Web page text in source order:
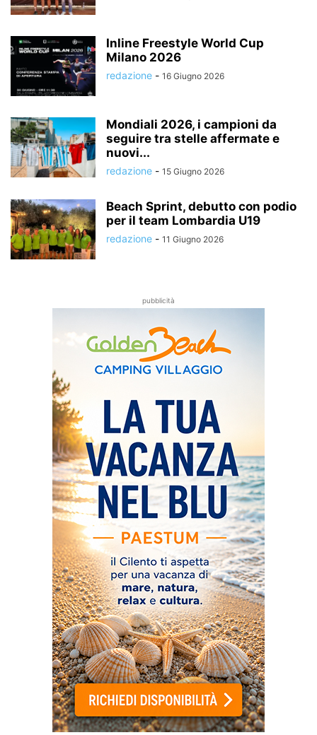
Inline Freestyle World Cup
Milano 2026
redazione - 16 Giugno 2026
Mondiali 2026, i campioni da
seguire tra stelle affermate e
nuovi...
redazione - 15 Giugno 2026
Beach Sprint, debutto con podio
per il team Lombardia U19
redazione - 11 Giugno 2026
pubblicità